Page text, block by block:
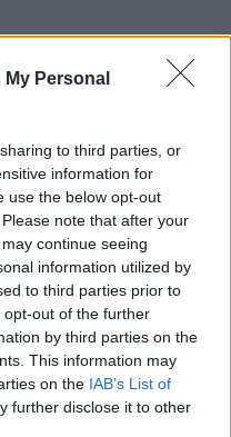
Personal
to third parties, or
information for
use the below opt-out
note that after your
continue seeing
information utilized by
to third parties prior to
out of the further
by third parties on the
This information may
on the IAB’s List of
further disclose it to other
elämänlaatua